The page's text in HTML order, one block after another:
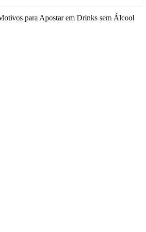
para Apostar em Drinks sem Álcool